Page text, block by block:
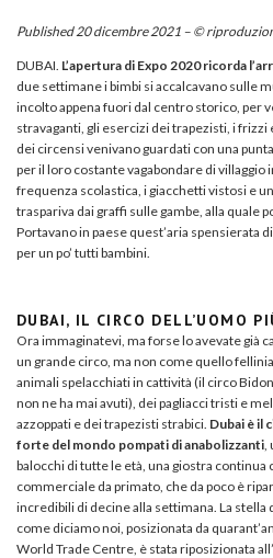
Published 20 dicembre 2021 – ©
DUBAI. L’apertura di Expo 2020 ricorda
due settimane i bimbi si accalcavano sulle
incolto appena fuori dal centro storico, per
stravaganti, gli esercizi dei trapezisti, i frizzi
dei circensi venivano guardati con una
per il loro costante vagabondare di
frequenza scolastica, i giacchetti vistosi e
traspariva dai graffi sulle gambe, alla quale
Portavano in paese quest’aria spensierata
per un po’ tutti bambini.
DUBAI, IL CIRCO DELL’UOMO
Ora immaginatevi, ma forse lo avevate già
un grande circo, ma non come quello
animali spelacchiati in cattività (il circo
non ne ha mai avuti), dei pagliacci tristi e
azzoppati e dei trapezisti strabici. Dubai è il
forte del mondo pompati di anabolizzanti
balocchi di tutte le età, una giostra continua
commerciale da primato, che da poco è
incredibili di decine alla settimana. La stella
come diciamo noi, posizionata da
World Trade Centre, è stata riposizionata